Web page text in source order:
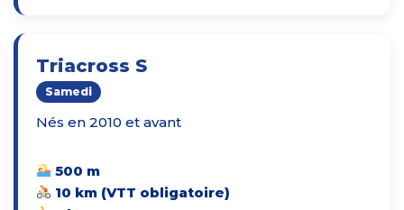
Triacross S
Samedi
Nés en 2010 et avant
500 m
10 km (VTT obligatoire)